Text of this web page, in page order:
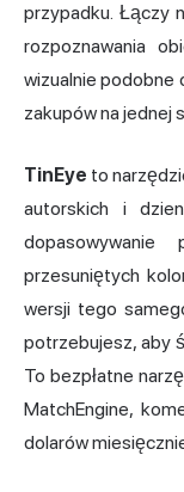
przypadku. Łączy
rozpoznawania
wizualnie podobne
zakupów na jednej
TinEye to
autorskich i
dopasowywanie
przesuniętych
wersji tego
potrzebujesz, aby
To bezpłatne
MatchEngine,
dolarów